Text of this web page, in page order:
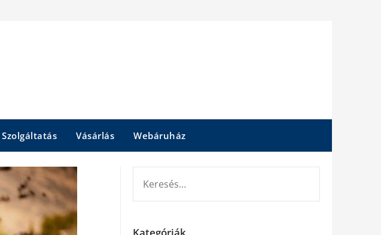
Szolgáltatás Vásárlás Webáruház